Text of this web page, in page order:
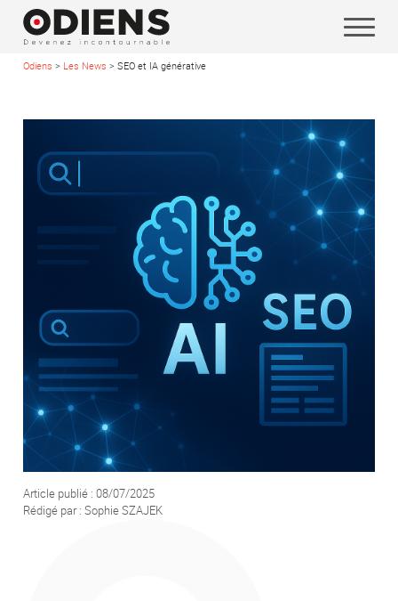
Votre demande
Odiens > Les News >SEO et IA générative
Article publié : 08/07/2025
Rédigé par : Sophie SZAJEK